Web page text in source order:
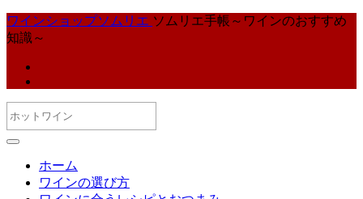
ワインショップソムリエ ソムリエ手帳～ワインのおすすめ
知識～
ホーム
ワインの選び方